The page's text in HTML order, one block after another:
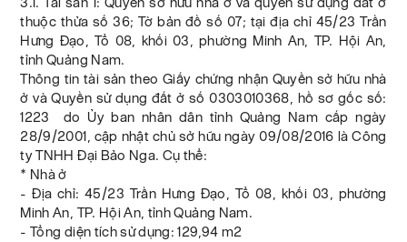
thuộc thửa số 36; Tờ bản đồ số 07; tại địa chỉ 45/23 Trần
Hưng Đạo, Tổ 08, khối 03, phường Minh An, TP. Hội An,
tỉnh Quảng Nam.
Thông tin tài sản theo Giấy chứng nhận Quyền sở hữu nhà
ở và Quyền sử dụng đất ở số 0303010368, hồ sơ gốc số:
1223 do Ủy ban nhân dân tỉnh Quảng Nam cấp ngày
28/9/2001, cập nhật chủ sở hữu ngày 09/08/2016 là Công
ty TNHH Đại Bảo Nga. Cụ thể:
* Nhà ở
- Địa chỉ: 45/23 Trần Hưng Đạo, Tổ 08, khối 03, phường
Minh An, TP. Hội An, tỉnh Quảng Nam.
- Tổng diện tích sử dụng: 129,94 m2